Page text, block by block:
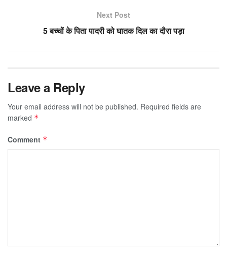
Next Post
5 बच्चों के पिता पादरी को घातक दिल का दौरा पड़ा
Leave a Reply
Your email address will not be published. Required fields are
marked *
Comment *